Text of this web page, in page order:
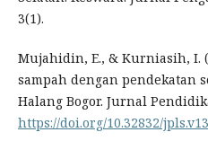
3(1).
Mujahidin, E., & Kurniasih, I.
sampah dengan pendekatan
Halang Bogor. Jurnal
https://doi.org/10.32832/